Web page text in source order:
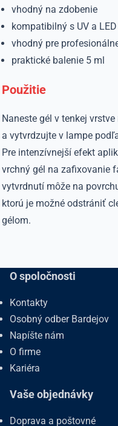
vhodný na zdobenie
kompatibilný s UV a
vhodný pre
praktické balenie 5 ml
Použitie
Naneste gél v tenkej
a vytvrdzujte v lampe
Pre intenzívnejší efekt
vrchný gél na zafixovanie
vytvrdnutí môže na
ktorú je možné odstrániť
gélom.
O spoločnosti
Kontakty
Osobný odber Bardejov
Napíšte nám
O firme
Kariéra
Vaše objednávky
Doprava a poštovné